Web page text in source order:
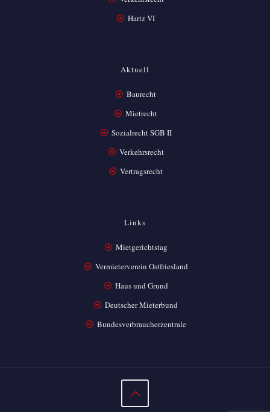
Hartz VI
Aktuell
Baurecht
Mietrecht
Sozialrecht SGB II
Verkehrsrecht
Vertragsrecht
Links
Mietgerichtstag
Vermieterverein Ostfriesland
Haus und Grund
Deutscher Mieterbund
Bundesverbraucherzentrale